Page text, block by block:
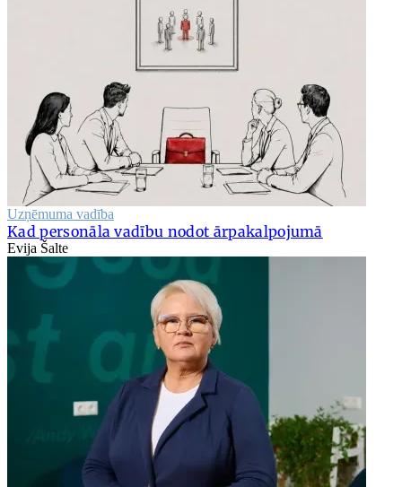
Uzņēmuma vadība
Kad personāla vadību nodot ārpakalpojumā
Evija Šalte